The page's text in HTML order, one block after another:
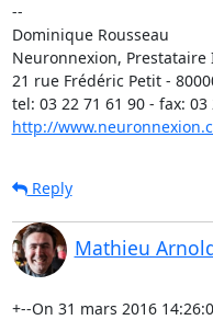
--
Dominique Rousseau
Neuronnexion,
21 rue Frédéric Petit -
http://
Reply
Mathieu
+--On 31 mars 2016